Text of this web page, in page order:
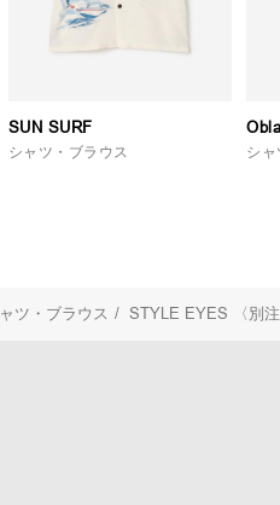
SUN SURF
シャツ・ブラウス シ
ツ・ブラウス / STYLE EYES 〈別